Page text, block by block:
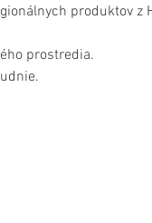
produktov z
prostredia.